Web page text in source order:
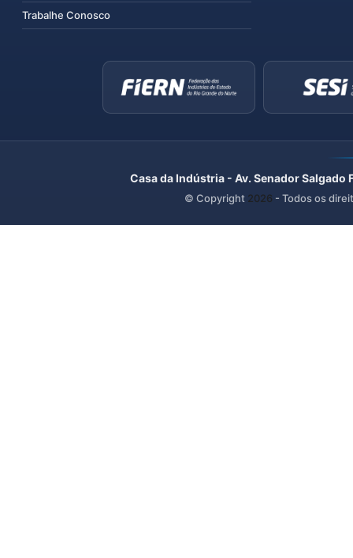
Trabalhe Conosco
Casa da Indústria - Av. Senador
© Copyright 2026 - Todos os